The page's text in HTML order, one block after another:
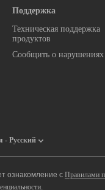
Поддержка
Техническая поддержка
продуктов
Сообщить о нарушениях
- Русский
ознакомление с Правилами
.